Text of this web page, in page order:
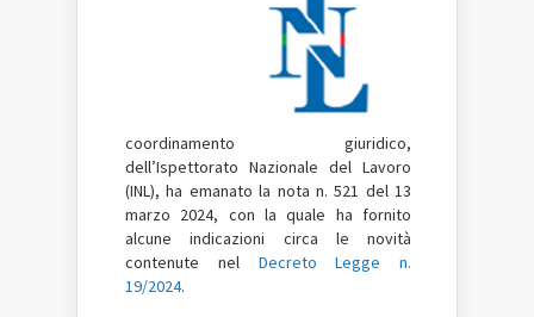
coordinamento giuridico,
dell’Ispettorato Nazionale del Lavoro
(INL), ha emanato la nota n. 521 del 13
marzo 2024, con la quale ha fornito
alcune indicazioni circa le novità
contenute nel Decreto Legge n.
19/2024.